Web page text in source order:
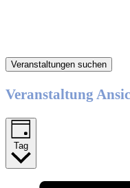
Veranstaltungen suchen
Veranstaltung
Tag